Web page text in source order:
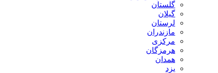
گلستان
گیلان
لرستان
مازندران
مرکزی
هرمزگان
همدان
یزد